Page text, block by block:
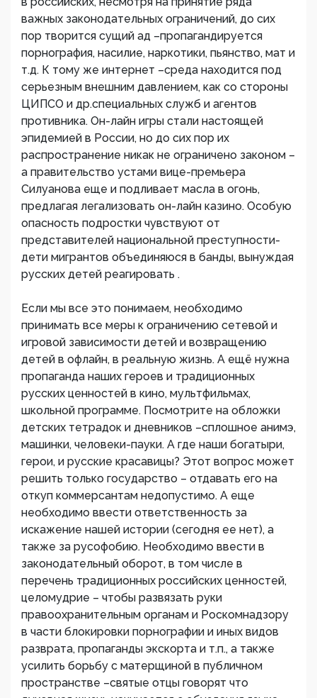
важных законодательных ограничений, до сих
пор творится сущий ад –пропагандируется
порнография, насилие, наркотики, пьянство, мат и
т.д. К тому же интернет –среда находится под
серьезным внешним давлением, как со стороны
ЦИПСО и др.специальных служб и агентов
противника. Он-лайн игры стали настоящей
эпидемией в России, но до сих пор их
распространение никак не ограничено законом –
а правительство устами вице-премьера
Силуанова еще и подливает масла в огонь,
предлагая легализовать он-лайн казино. Особую
опасность подростки чувствуют от
представителей национальной преступности-
дети мигрантов объединяюся в банды, вынуждая
русских детей реагировать .
Если мы все это понимаем, необходимо
принимать все меры к ограничению сетевой и
игровой зависимости детей и возвращению
детей в офлайн, в реальную жизнь. А ещё нужна
пропаганда наших героев и традиционных
русских ценностей в кино, мультфильмах,
школьной программе. Посмотрите на обложки
детских тетрадок и дневников –сплошное анимэ,
машинки, человеки-пауки. А где наши богатыри,
герои, и русские красавицы? Этот вопрос может
решить только государство – отдавать его на
откуп коммерсантам недопустимо. А еще
необходимо ввести ответственность за
искажение нашей истории (сегодня ее нет), а
также за русофобию. Необходимо ввести в
законодательный оборот, в том числе в
перечень традиционных российских ценностей,
целомудрие – чтобы развязать руки
правоохранительным органам и Роскомнадзору
в части блокировки порнографии и иных видов
разврата, пропаганды экскорта и т.п., а также
усилить борьбу с матерщиной в публичном
пространстве –святые отцы говорят что